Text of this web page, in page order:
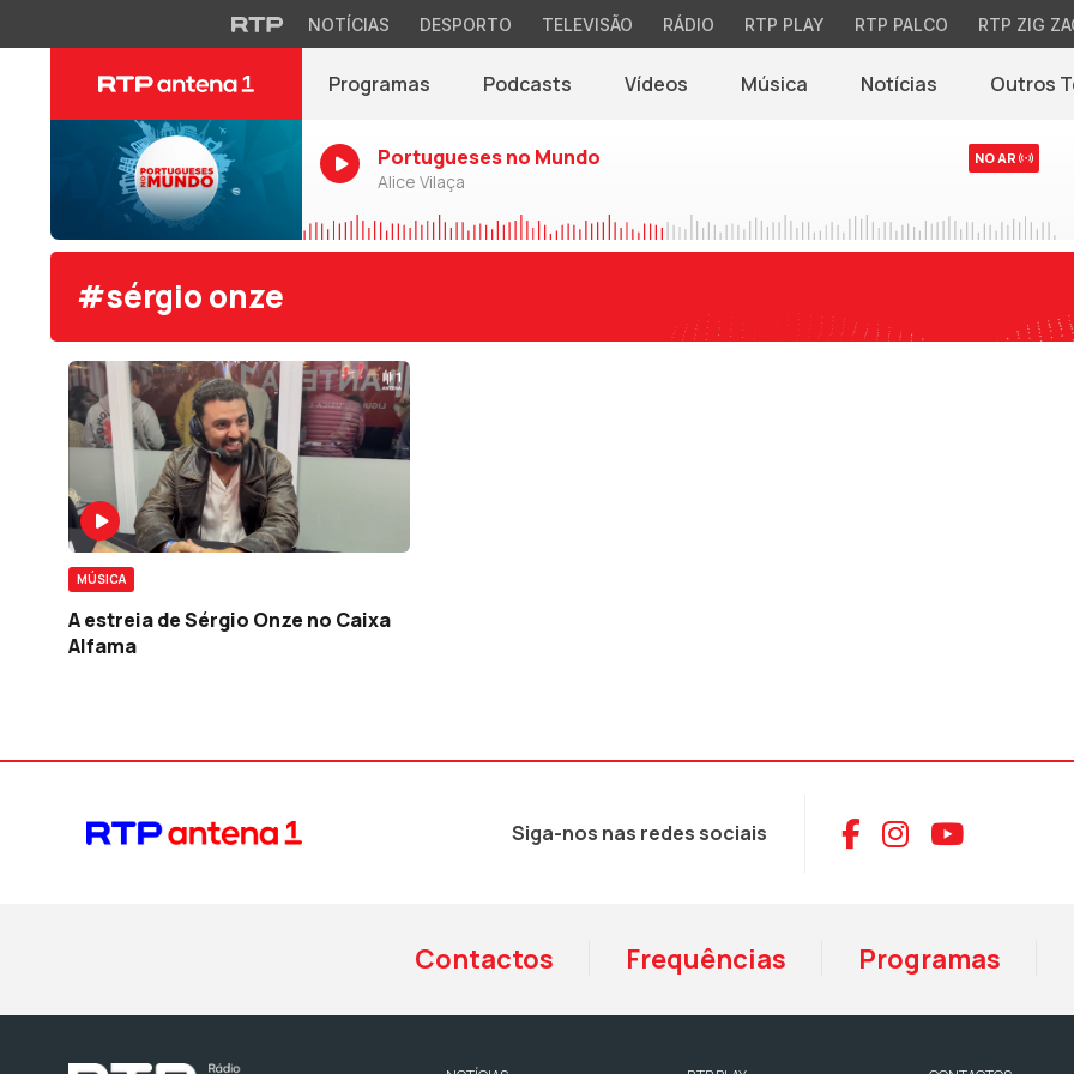
NOTÍCIAS DESPORTO TELEVISÃO RÁDIO RTP PLAY RTP PALCO RTP ZIG
Programas Podcasts Vídeos Música Notícias(abre em nova
Outros
Portugueses no Mundo
Alice Vilaça
NO AR
#sérgio onze
MÚSICA
A estreia de Sérgio Onze no Caixa
Alfama
Siga-nos nas redes sociais Aceder ao
Aceder ao
Aceder
Contactos Frequências Programas